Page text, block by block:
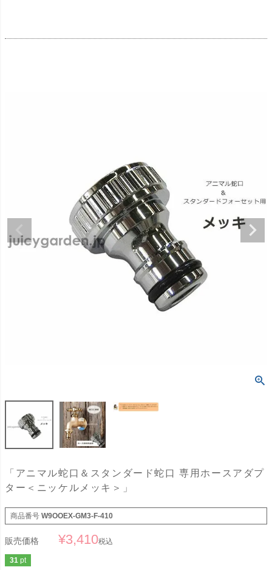
「アニマル蛇口＆スタンダード蛇口 専用ホースアダプ
ター＜ニッケルメッキ＞」
商品番号 W9OOEX-GM3-F-410
販売価格 ¥3,410税込
31 pt